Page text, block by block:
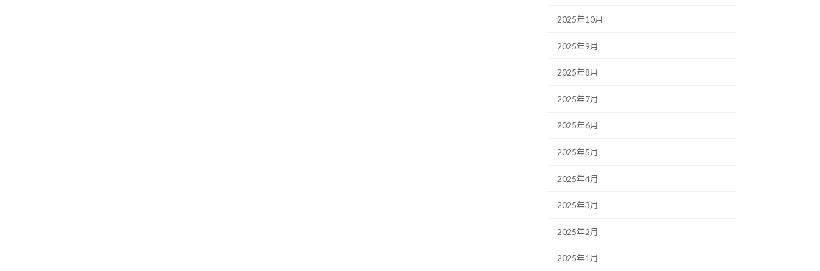
2025年10月
2025年9月
2025年8月
2025年7月
2025年6月
2025年5月
2025年4月
2025年3月
2025年2月
2025年1月